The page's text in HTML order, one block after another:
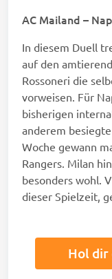
AC Mailand –
In diesem Duell
auf den
Rossoneri die
vorweisen. Für
bisherigen
anderem
Woche gewann
Rangers. Milan
besonders wohl.
dieser Spielzeit,
Hol